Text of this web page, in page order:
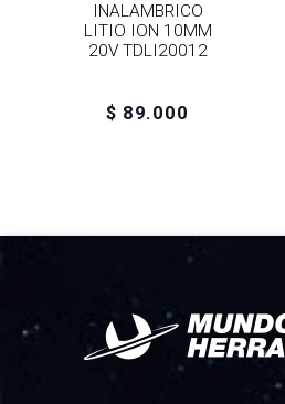
INALAMBRICO
LITIO ION 10MM
20V TDLI20012
$ 89.000